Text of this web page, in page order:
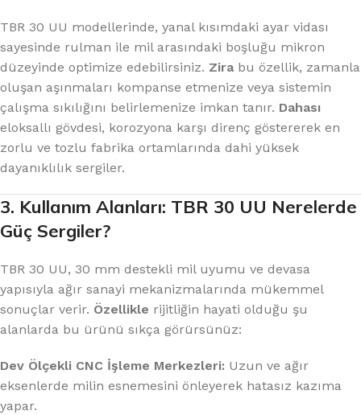
TBR 30 UU modellerinde, yanal kısımdaki ayar vidası
sayesinde rulman ile mil arasındaki boşluğu mikron
düzeyinde optimize edebilirsiniz. Zira bu özellik, zamanla
oluşan aşınmaları kompanse etmenize veya sistemin
çalışma sıkılığını belirlemenize imkan tanır. Dahası
eloksallı gövdesi, korozyona karşı direnç göstererek en
zorlu ve tozlu fabrika ortamlarında dahi yüksek
dayanıklılık sergiler.
3. Kullanım Alanları: TBR 30 UU Nerelerde
Güç Sergiler?
TBR 30 UU, 30 mm destekli mil uyumu ve devasa
yapısıyla ağır sanayi mekanizmalarında mükemmel
sonuçlar verir. Özellikle rijitliğin hayati olduğu şu
alanlarda bu ürünü sıkça görürsünüz:
Dev Ölçekli CNC İşleme Merkezleri: Uzun ve ağır
eksenlerde milin esnemesini önleyerek hatasız kazıma
yapar.